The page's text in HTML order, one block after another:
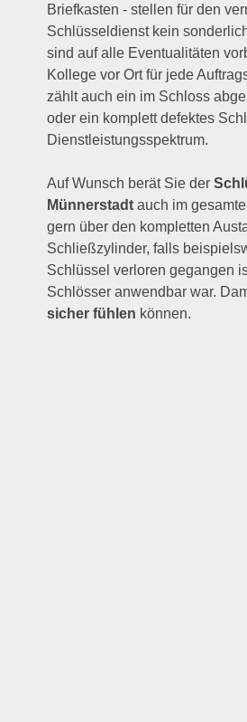
Briefkasten - stellen für den
Schlüsseldienst kein
sind auf alle Eventualitäten
Kollege vor Ort für jede
zählt auch ein im Schloss
oder ein komplett defektes
Dienstleistungsspektrum.
Auf Wunsch berät Sie der
Münnerstadt auch im
gern über den kompletten
Schließzylinder, falls
Schlüssel verloren gegangen
Schlösser anwendbar war.
sicher fühlen können.